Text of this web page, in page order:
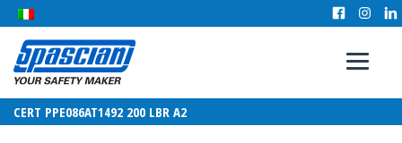
CERT PPE086AT1492 200 LBR A2